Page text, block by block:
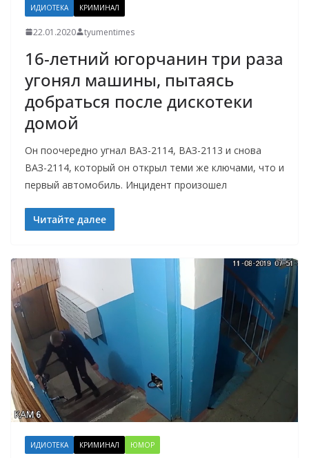
ИДИОТЕКА КРИМИНАЛ
22.01.2020 tyumentimes
16-летний югорчанин три раза
угонял машины, пытаясь
добраться после дискотеки
домой
Он поочередно угнал ВАЗ-2114, ВАЗ-2113 и снова
ВАЗ-2114, который он открыл теми же ключами, что и
первый автомобиль. Инцидент произошел
Читайте далее
ИДИОТЕКА КРИМИНАЛ ЮМОР